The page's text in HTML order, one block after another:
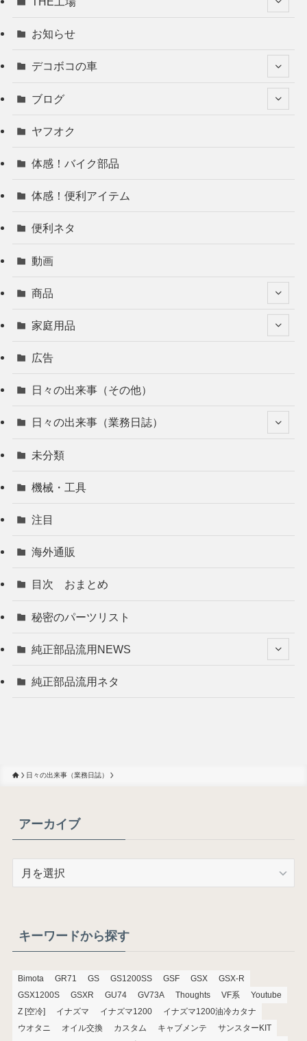
お知らせ
デコボコの車
ブログ
ヤフオク
体感！バイク部品
体感！便利アイテム
便利ネタ
動画
商品
家庭用品
広告
日々の出来事（その他）
日々の出来事（業務日誌）
未分類
機械・工具
注目
海外通販
目次 おまとめ
秘密のパーツリスト
純正部品流用NEWS
純正部品流用ネタ
日々の出来事（業務日誌）
アーカイブ
ブキーワードから探す
Bimota GR71 GS GS1200SS GSF GSX
GSX-R
GSX1200S
GSXR GU74 GV73A Thoughts VF系
Youtube
Z [空冷]
イナズマ イナズマ1200
イナズマ1200油冷カタナ
ウオタニ
オイル交換 カスタム キャブメンテ
サンスターKIT